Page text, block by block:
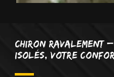
CHIRON
Isolés, Votre